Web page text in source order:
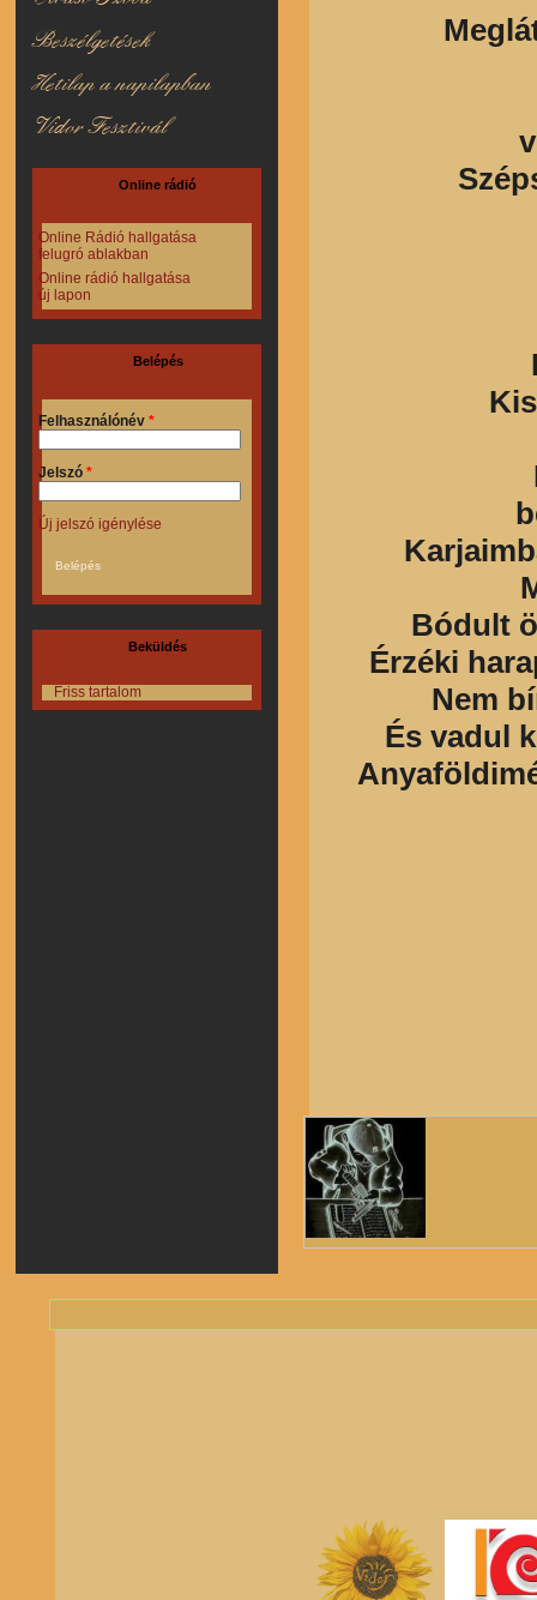
Beszélgetések
Hetilap a napilapban
Vidor Fesztivál
Online rádió
Online Rádió hallgatása
felugró ablakban
Online rádió hallgatása
új lapon
Belépés
Felhasználónév *
Jelszó *
Új jelszó igénylése
Beküldés
Friss tartalom
Bódult
Érzéki
Nem
És vadul